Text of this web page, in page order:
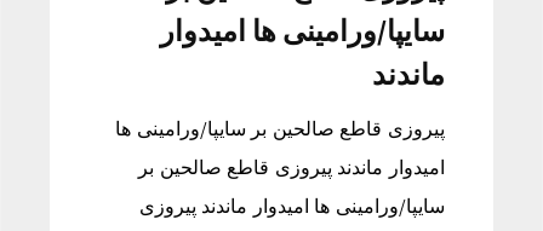
سایپا/ورامینی ها امیدوار
ماندند
پیروزی قاطع صالحین بر سایپا/ورامینی ها
امیدوار ماندند پیروزی قاطع صالحین بر
سایپا/ورامینی ها امیدوار ماندند پیروزی